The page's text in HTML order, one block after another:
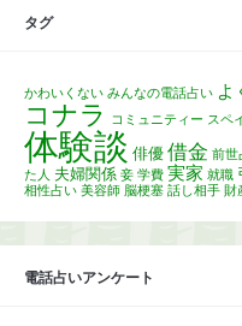
タグ
かわいくない みんなの電話占い よ
コナラ
コミュニティー スペ
体験談 俳優 借金 前世
た人 夫婦関係 妾 学費 実家 就職
相性占い 美容師 脳梗塞 話し相手 財
電話占いアンケート